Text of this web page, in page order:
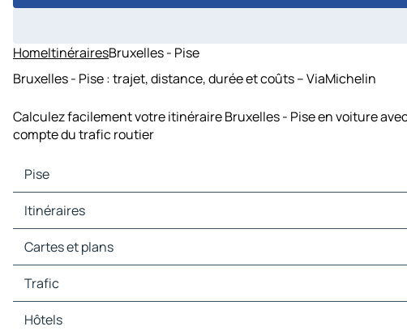
HomeItinérairesBruxelles - Pise
Bruxelles - Pise : trajet, distance, durée et coûts – ViaMichelin
Calculez facilement votre itinéraire Bruxelles - Pise en voiture
compte du trafic routier
Pise
Pise Cartes et plans
Pise Trafic
Pise Hôtels
Pise Restaurants
Pise Stations-service
Itinéraires
Itinéraires Pise - Lucques
Itinéraires Pise - Livourne
Itinéraires Pise - Massa
Itinéraires Pise - Pistoie
Itinéraires Pise - Viareggio
Itinéraires Pise - Carrare
Cartes et plans
Cartes et plans Lucques
Cartes et plans Livourne
Cartes et plans Massa
Cartes et plans Pistoie
Trafic
Trafic Lucques
Trafic Livourne
Hôtels